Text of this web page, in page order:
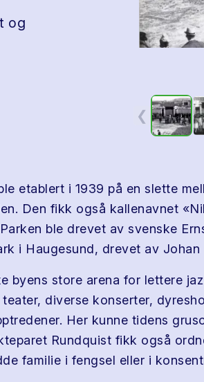
og
❮
etablert i 1939 på en slette
Den fikk også kallenavnet
ble drevet av svenske
i Haugesund, drevet av Johan
byens store arena for lettere
diverse konserter,
Her kunne tidens
Rundquist fikk også
familie i fengsel eller i